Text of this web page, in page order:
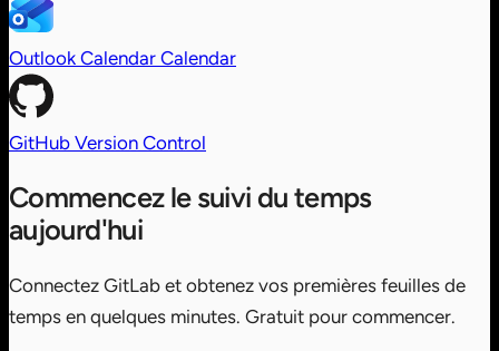
Outlook Calendar Calendar
GitHub Version Control
Commencez le suivi du temps
aujourd'hui
Connectez GitLab et obtenez vos premières feuilles de
temps en quelques minutes. Gratuit pour commencer.